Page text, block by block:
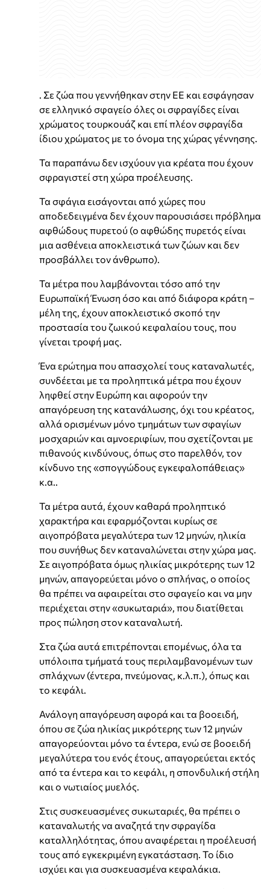
. Σε ζώα που γεννήθηκαν στην ΕΕ και εσφάγησαν
σε ελληνικό σφαγείο όλες οι σφραγίδες είναι
χρώματος τουρκουάζ και επί πλέον σφραγίδα
ίδιου χρώματος με το όνομα της χώρας γέννησης.
Τα παραπάνω δεν ισχύουν για κρέατα που έχουν
σφραγιστεί στη χώρα προέλευσης.
Τα σφάγια εισάγονται από χώρες που
αποδεδειγμένα δεν έχουν παρουσιάσει πρόβλημα
αφθώδους πυρετού (ο αφθώδης πυρετός είναι
μια ασθένεια αποκλειστικά των ζώων και δεν
προσβάλλει τον άνθρωπο).
Τα μέτρα που λαμβάνονται τόσο από την
Ευρωπαϊκή Ένωση όσο και από διάφορα κράτη –
μέλη της, έχουν αποκλειστικό σκοπό την
προστασία του ζωικού κεφαλαίου τους, που
γίνεται τροφή μας.
Ένα ερώτημα που απασχολεί τους καταναλωτές,
συνδέεται με τα προληπτικά μέτρα που έχουν
ληφθεί στην Ευρώπη και αφορούν την
απαγόρευση της κατανάλωσης, όχι του κρέατος,
αλλά ορισμένων μόνο τμημάτων των σφαγίων
μοσχαριών και αμνοεριφίων, που σχετίζονται με
πιθανούς κινδύνους, όπως στο παρελθόν, τον
κίνδυνο της «σπογγώδους εγκεφαλοπάθειας»
κ.α..
Τα μέτρα αυτά, έχουν καθαρά προληπτικό
χαρακτήρα και εφαρμόζονται κυρίως σε
αιγοπρόβατα μεγαλύτερα των 12 μηνών, ηλικία
που συνήθως δεν καταναλώνεται στην χώρα μας.
Σε αιγοπρόβατα όμως ηλικίας μικρότερης των 12
μηνών, απαγορεύεται μόνο ο σπλήνας, ο οποίος
θα πρέπει να αφαιρείται στο σφαγείο και να μην
περιέχεται στην «συκωταριά», που διατίθεται
προς πώληση στον καταναλωτή.
Στα ζώα αυτά επιτρέπονται επομένως, όλα τα
υπόλοιπα τμήματά τους περιλαμβανομένων των
σπλάχνων (έντερα, πνεύμονας, κ.λ.π.), όπως και
το κεφάλι.
Ανάλογη απαγόρευση αφορά και τα βοοειδή,
όπου σε ζώα ηλικίας μικρότερης των 12 μηνών
απαγορεύονται μόνο τα έντερα, ενώ σε βοοειδή
μεγαλύτερα του ενός έτους, απαγορεύεται εκτός
από τα έντερα και το κεφάλι, η σπονδυλική στήλη
και ο νωτιαίος μυελός.
Στις συσκευασμένες συκωταριές, θα πρέπει ο
καταναλωτής να αναζητά την σφραγίδα
καταλληλότητας, όπου αναφέρεται η προέλευσή
τους από εγκεκριμένη εγκατάσταση. Το ίδιο
ισχύει και για συσκευασμένα κεφαλάκια.